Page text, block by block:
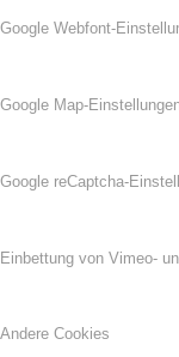
Google Webfont-
Google Map-
Google reCaptcha-
Einbettung von Vimeo-
Andere Cookies